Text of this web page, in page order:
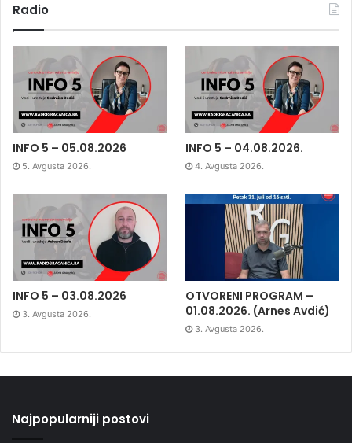
Radio
INFO 5 – 05.08.2026
5. Avgusta 2026.
INFO 5 – 04.08.2026.
4. Avgusta 2026.
INFO 5 – 03.08.2026
3. Avgusta 2026.
OTVORENI PROGRAM –
01.08.2026. (Arnes Avdić)
3. Avgusta 2026.
Najpopularniji postovi